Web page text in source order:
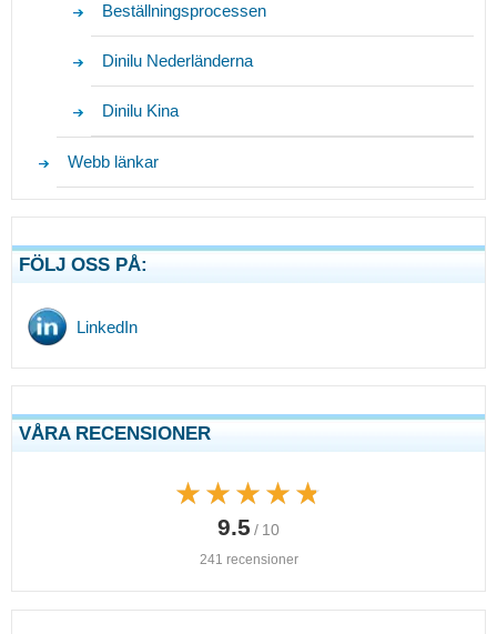
Beställningsprocessen
Dinilu Nederländerna
Dinilu Kina
Webb länkar
FÖLJ OSS PÅ:
LinkedIn
VÅRA RECENSIONER
★★★★★
★★★★★
9.5 / 10
241 recensioner